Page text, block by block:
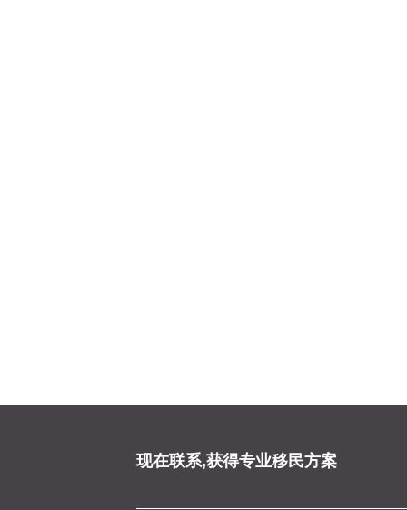
现在联系,获得专业移民方案